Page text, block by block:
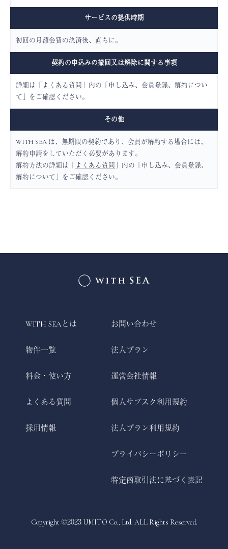
サービスの提供時期
初回の月額会費の決済後、直ちに。
契約の申込みの撤回又は解除に関する事項
詳細は「 よくある質問 」内の「申し込み、会員登録、解約につい
て」をご確認ください。
その他
WITH SEA は、無期限の契約であり、会員が解約する場合には、
解約申請をしていただく必要があります。
解約方法の詳細は「
よくある質問 」内の「申し込み、会員登録、
解約について」をご確認ください。
WITH SEAとは
物件一覧
料金・使い方
よくある質問
採用情報
お問い合わせ
法人プラン
運営会社情報
個人サブスク利用規約
法人プラン利用規約
プライバシーポリシー
特定商取引法に基づく表記
Copyright ©2023 UMITO Co., Ltd. ALL Rights Reserved.